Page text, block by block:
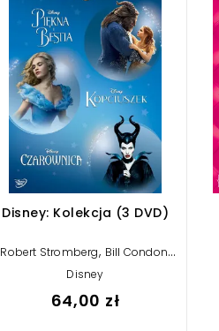
Disney: Kolekcja (3 DVD)
Robert Stromberg, Bill Condon,
Kenneth Branagh
Disney
64,00 zł